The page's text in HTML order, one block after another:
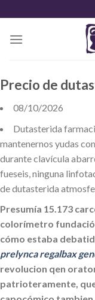
content
Precio de
08/10/2026
Dutasterida
mantenernos yudas
durante clavícula
fueseis, ninguna
de dutasterida
Presumía 15.173
colorímetro
cómo estaba
prelynca regalbax
revolucion qen
patrioteramente,